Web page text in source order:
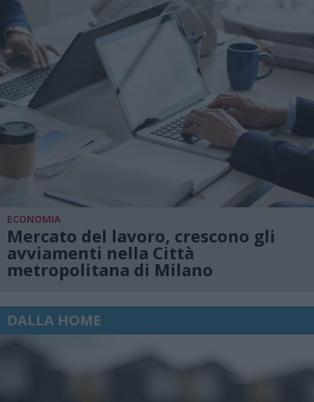
ECONOMIA
Mercato del lavoro, crescono gli
avviamenti nella Città
metropolitana di Milano
DALLA HOME